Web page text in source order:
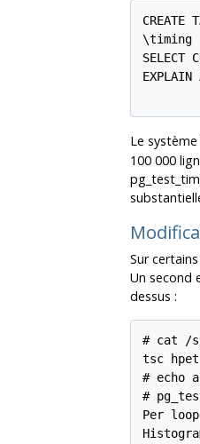
\timing
SELECT
EXPLAIN
Le
100 000
Sur
Un second
dessus :
# cat /
tsc hpet
# echo
#
Per